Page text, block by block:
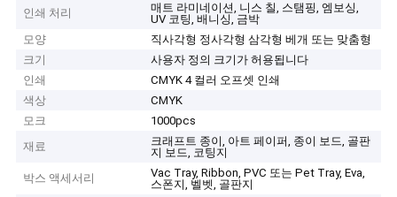
인쇄 처리
매트 라미네이션, 니스 칠, 스탬핑, 엠보싱,
UV 코팅, 배니싱, 금박
모양
직사각형 정사각형 삼각형 베개 또는 맞춤형
크기
사용자 정의 크기가 허용됩니다
인쇄
CMYK 4 컬러 오프셋 인쇄
색상
CMYK
모크
1000pcs
재료
크래프트 종이, 아트 페이퍼, 종이 보드, 골판
지 보드, 코팅지
박스 액세서리
Vac Tray, Ribbon, PVC 또는 Pet Tray, Eva,
스폰지, 벨벳, 골판지